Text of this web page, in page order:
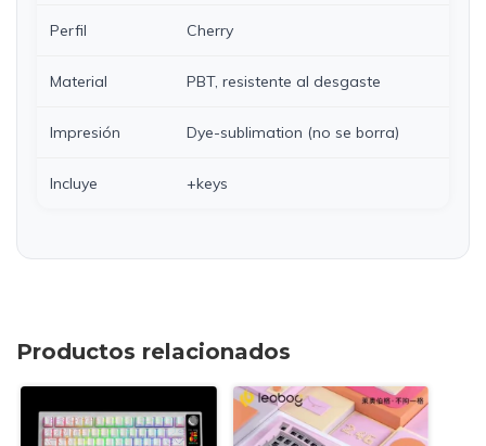
Perfil Cherry
Material PBT, resistente al desgaste
Impresión Dye-sublimation (no se borra)
Incluye +keys
Productos relacionados